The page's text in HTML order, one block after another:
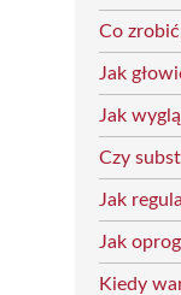
Co
Jak
Jak
Czy
Jak
Jak
Kiedy